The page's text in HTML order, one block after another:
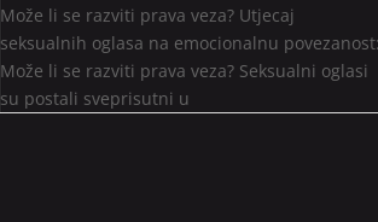
Može li se razviti prava veza? Utjecaj
seksualnih oglasa na emocionalnu
Može li se razviti prava veza? Seksualni oglasi
su postali sveprisutni u